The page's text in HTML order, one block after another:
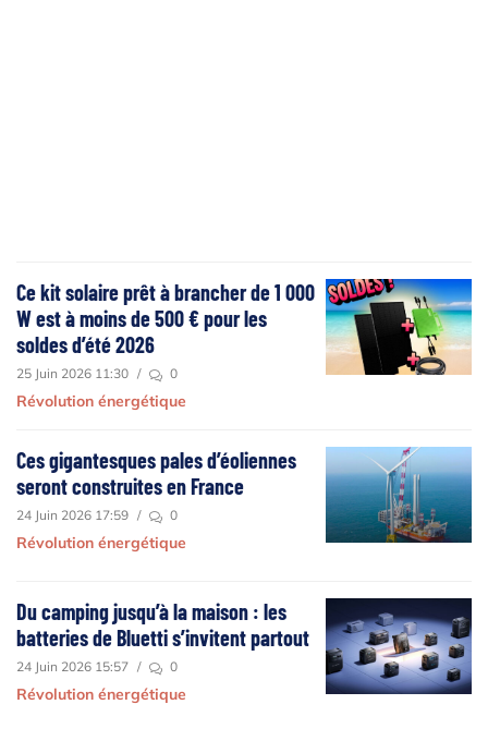
Ce kit solaire prêt à brancher de 1 000
W est à moins de 500 € pour les
soldes d’été 2026
25 Juin 2026 11:30 / 0
Révolution énergétique
Ces gigantesques pales d’éoliennes
seront construites en France
24 Juin 2026 17:59 / 0
Révolution énergétique
Du camping jusqu’à la maison : les
batteries de Bluetti s’invitent partout
24 Juin 2026 15:57 / 0
Révolution énergétique